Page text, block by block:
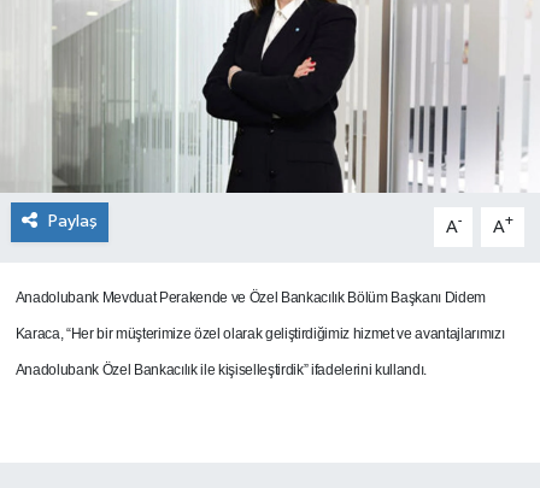
Paylaş A- A+
Anadolubank Mevduat Perakende ve Özel Bankacılık Bölüm Başkanı Didem
Karaca, “Her bir müşterimize özel olarak geliştirdiğimiz hizmet ve avantajlarımızı
Anadolubank Özel Bankacılık ile kişiselleştirdik” ifadelerini kullandı.
SÖYLEŞİ
ÜLKE
YAŞAM